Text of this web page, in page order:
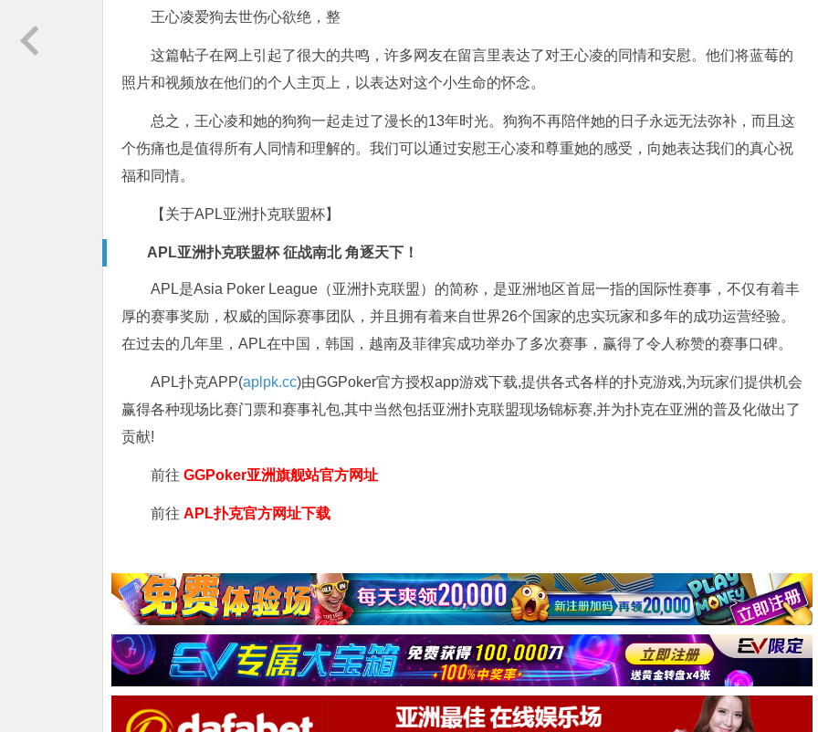
王心凌爱狗去世伤心欲绝，整
这篇帖子在网上引起了很大的共鸣，许多网友在留言里表达了对王心凌的同情和安慰。他们将蓝莓的
照片和视频放在他们的个人主页上，以表达对这个小生命的怀念。
总之，王心凌和她的狗狗一起走过了漫长的13年时光。狗狗不再陪伴她的日子永远无法弥补，而且这
个伤痛也是值得所有人同情和理解的。我们可以通过安慰王心凌和尊重她的感受，向她表达我们的真心祝
福和同情。
【关于APL亚洲扑克联盟杯】
APL亚洲扑克联盟杯 征战南北 角逐天下！
APL是Asia Poker League（亚洲扑克联盟）的简称，是亚洲地区首屈一指的国际性赛事，不仅有着丰
厚的赛事奖励，权威的国际赛事团队，并且拥有着来自世界26个国家的忠实玩家和多年的成功运营经验。
在过去的几年里，APL在中国，韩国，越南及菲律宾成功举办了多次赛事，赢得了令人称赞的赛事口碑。
APL扑克APP(aplpk.cc)由GGPoker官方授权app游戏下载,提供各式各样的扑克游戏,为玩家们提供机会
赢得各种现场比赛门票和赛事礼包,其中当然包括亚洲扑克联盟现场锦标赛,并为扑克在亚洲的普及化做出了
贡献!
前往 GGPoker亚洲旗舰站官方网址
前往 APL扑克官方网址下载